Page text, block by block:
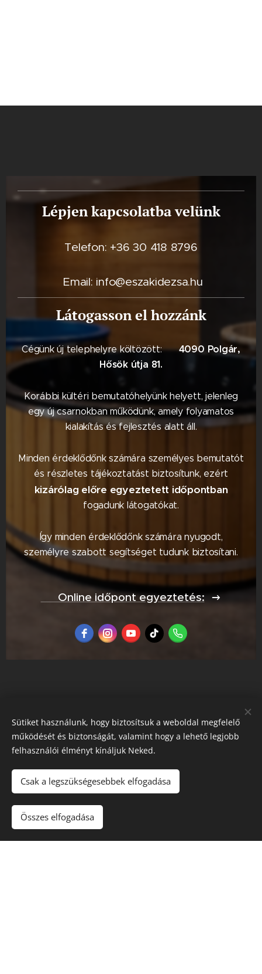
Lépjen kapcsolatba velünk
Telefon: +36 30 418 8796
Email: info@eszakidezsa.hu
Látogasson el hozzánk
Cégünk új telephelyre költözött: 📍4090 Polgár,
Hősök útja 81.
Korábbi kültéri bemutatóhelyünk helyett, jelenleg
egy új csarnokban működünk, amely folyamatos
kialakítás és fejlesztés alatt áll.
Minden érdeklődőnk számára személyes bemutatót
és részletes tájékoztatást biztosítunk, ezért
kizárólag előre egyeztetett időpontban
fogadunk látogatókat.
Így minden érdeklődőnk számára nyugodt,
személyre szabott segítséget tudunk biztosítani.
📅 Online időpont egyeztetés:
Északi Dézsa
Kezdőlap
Impresszum
Adatkezelési tájékoztató
Sütiket használunk, hogy biztosítsuk a weboldal megfelelő
működését és biztonságát, valamint hogy a lehető legjobb
felhasználói élményt kínáljuk Neked.
Csak a legszükségesebbek elfogadása
Összes elfogadása